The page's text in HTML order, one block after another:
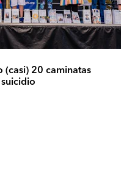
(casi) 20 caminatas